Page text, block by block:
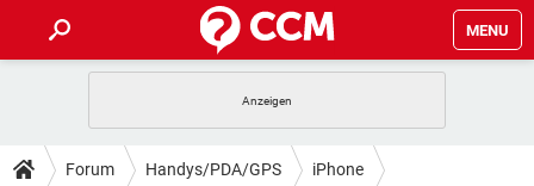
MENU
ANDROID IOS
TIPPS & TRICKS
Forum Handys/PDA/GPS iPhone